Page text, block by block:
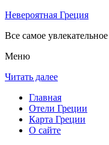
Невероятная Греция
Все самое
Меню
Читать далее
Главная
Отели Греции
Карта Греции
О сайте